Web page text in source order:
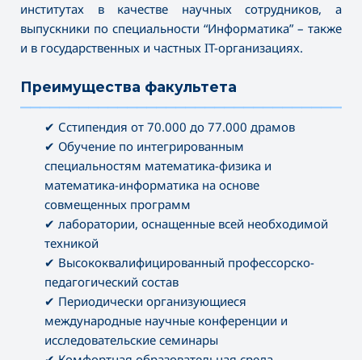
институтах в качестве научных сотрудников, а
выпускники по специальности “Информатика” – также
и в государственных и частных IT-организациях.
Преимущества факультета
✔ Сстипендия от 70.000 до 77.000 драмов
✔ Обучение по интегрированным
специальностям математика-физика и
математика-информатика на основе
совмещенных программ
✔ лаборатории, оснащенные всей необходимой
техникой
✔ Высококвалифицированный профессорско-
педагогический состав
✔ Периодически организующиеся
международные научные конференции и
исследовательские семинары